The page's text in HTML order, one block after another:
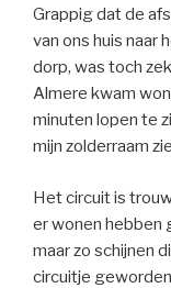
Grappig dat de
van ons huis naar
dorp, was toch
Almere kwam
minuten lopen te
mijn zolderraam
Het circuit is
er wonen hebben
maar zo schijnen
circuitje